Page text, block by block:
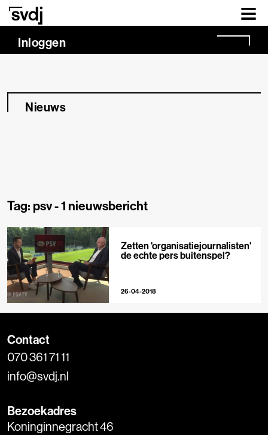
Naar hoofdinhoud
Inloggen
Nieuws
Tag: psv -1 nieuwsbericht
Zetten 'organisatiejournalisten'
de echte pers buitenspel?
26-04-2018
Contact
070 361 71 11
info@svdj.nl
Bezoekadres
Koninginnegracht 46